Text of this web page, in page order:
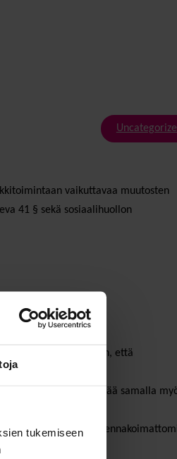
tukemiseen
vaikuttavaa muutosten
41 § sekä sosiaalihuollon
pienenee siinä määrin, että
tarpeista ja hyödyttää samalla